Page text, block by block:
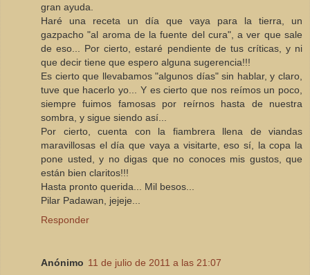
gran ayuda.
Haré una receta un día que vaya para la tierra, un
gazpacho "al aroma de la fuente del cura", a ver que sale
de eso... Por cierto, estaré pendiente de tus críticas, y ni
que decir tiene que espero alguna sugerencia!!!
Es cierto que llevabamos "algunos días" sin hablar, y claro,
tuve que hacerlo yo... Y es cierto que nos reímos un poco,
siempre fuimos famosas por reírnos hasta de nuestra
sombra, y sigue siendo así...
Por cierto, cuenta con la fiambrera llena de viandas
maravillosas el día que vaya a visitarte, eso sí, la copa la
pone usted, y no digas que no conoces mis gustos, que
están bien claritos!!!
Hasta pronto querida... Mil besos...
Pilar Padawan, jejeje...
Responder
Anónimo 11 de julio de 2011 a las 21:07